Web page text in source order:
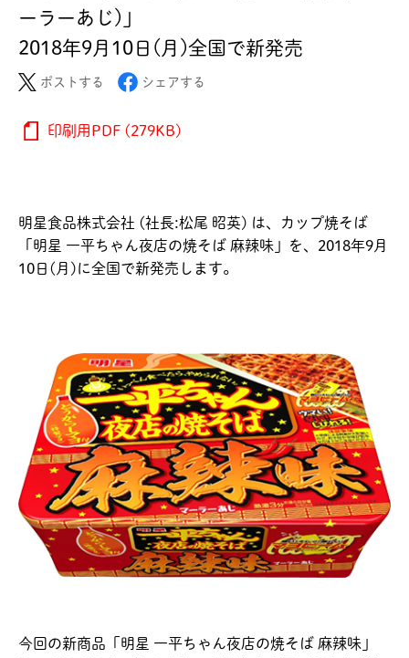
ーラーあじ)」
2018年9月10日(月)全国で新発売
ポストする シェアする
印刷用PDF (279KB)
明星食品株式会社 (社長:松尾 昭英) は、カップ焼そば
「明星 一平ちゃん夜店の焼そば 麻辣味」を、2018年9月
10日(月)に全国で新発売します。
今回の新商品「明星 一平ちゃん夜店の焼そば 麻辣味」